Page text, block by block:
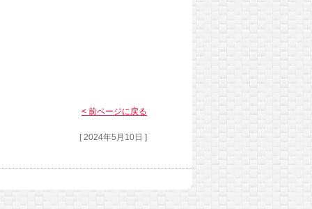
< 前ページに戻る
[ 2024年5月10日 ]